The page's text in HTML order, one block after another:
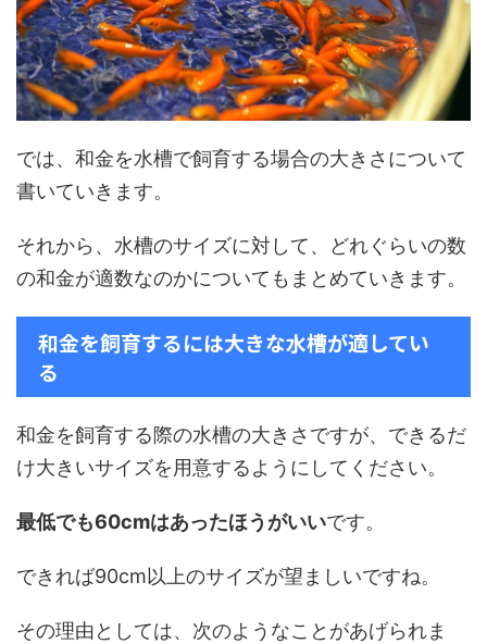
では、和金を水槽で飼育する場合の大きさについて
書いていきます。
それから、水槽のサイズに対して、どれぐらいの数
の和金が適数なのかについてもまとめていきます。
和金を飼育するには大きな水槽が適してい
る
和金を飼育する際の水槽の大きさですが、できるだ
け大きいサイズを用意するようにしてください。
最低でも60cmはあったほうがいいです。
できれば90cm以上のサイズが望ましいですね。
その理由としては、次のようなことがあげられま